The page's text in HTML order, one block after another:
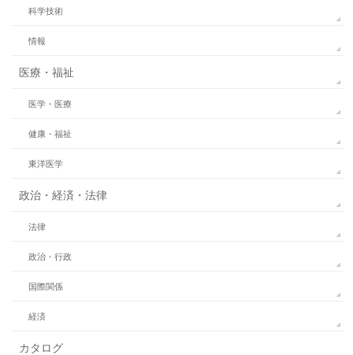
科学技術
情報
医療・福祉
医学・医療
健康・福祉
東洋医学
政治・経済・法律
法律
政治・行政
国際関係
経済
カタログ